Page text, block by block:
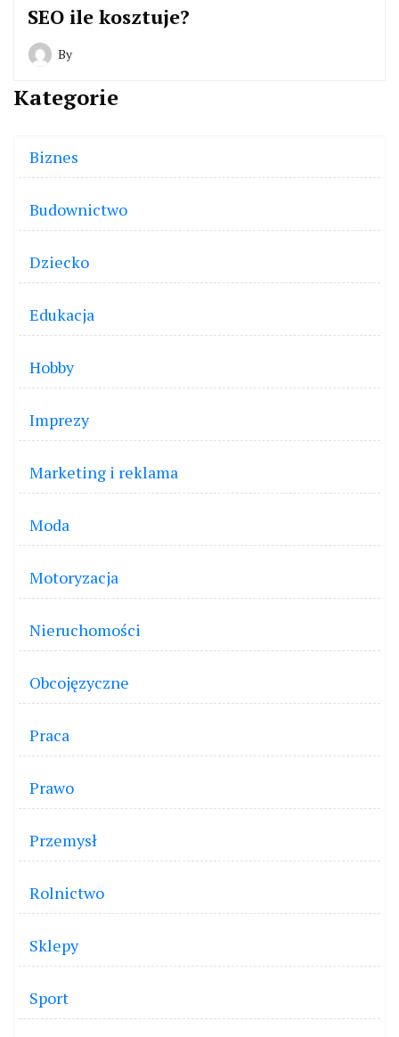
SEO ile kosztuje?
By
Kategorie
Biznes
Budownictwo
Dziecko
Edukacja
Hobby
Imprezy
Marketing i reklama
Moda
Motoryzacja
Nieruchomości
Obcojęzyczne
Praca
Prawo
Przemysł
Rolnictwo
Sklepy
Sport